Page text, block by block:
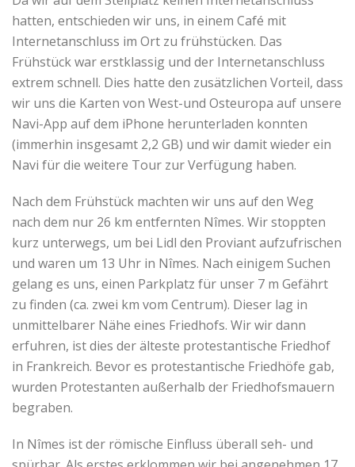
hatten, entschieden wir uns, in einem Café mit
Internetanschluss im Ort zu frühstücken. Das
Frühstück war erstklassig und der Internetanschluss
extrem schnell. Dies hatte den zusätzlichen Vorteil, dass
wir uns die Karten von West-und Osteuropa auf unsere
Navi-App auf dem iPhone herunterladen konnten
(immerhin insgesamt 2,2 GB) und wir damit wieder ein
Navi für die weitere Tour zur Verfügung haben.
Nach dem Frühstück machten wir uns auf den Weg
nach dem nur 26 km entfernten Nîmes. Wir stoppten
kurz unterwegs, um bei Lidl den Proviant aufzufrischen
und waren um 13 Uhr in Nîmes. Nach einigem Suchen
gelang es uns, einen Parkplatz für unser 7 m Gefährt
zu finden (ca. zwei km vom Centrum). Dieser lag in
unmittelbarer Nähe eines Friedhofs. Wir wir dann
erfuhren, ist dies der älteste protestantische Friedhof
in Frankreich. Bevor es protestantische Friedhöfe gab,
wurden Protestanten außerhalb der Friedhofsmauern
begraben.
In Nîmes ist der römische Einfluss überall seh- und